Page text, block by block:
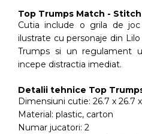
Top Trumps Match -
Cutia include o grila de
ilustrate cu personaje din
Trumps si un regulament
incepe distractia imediat.
Detalii tehnice Top
Dimensiuni cutie: 26.7 x 26.7
Material: plastic, carton
Numar jucatori: 2